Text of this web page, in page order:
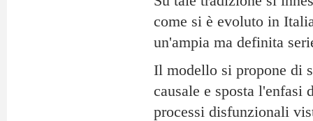
come si è evoluto in
un'ampia ma definita
Il modello si propone di
causale e sposta l'enfasi
processi disfunzionali